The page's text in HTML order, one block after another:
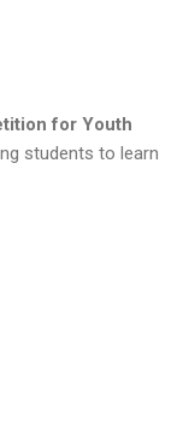
for Youth
students to learn